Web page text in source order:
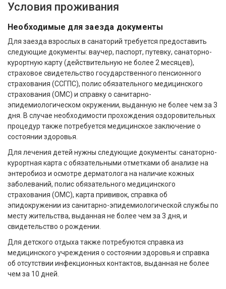
Условия проживания
Необходимые для заезда документы
Для заезда взрослых в санаторий требуется предоставить
следующие документы: ваучер, паспорт, путевку, санаторно-
курортную карту (действительную не более 2 месяцев),
страховое свидетельство государственного пенсионного
страхования (ССГПС), полис обязательного медицинского
страхования (ОМС) и справку о санитарно-
эпидемиологическом окружении, выданную не более чем за 3
дня. В случае необходимости прохождения оздоровительных
процедур также потребуется медицинское заключение о
состоянии здоровья.
Для лечения детей нужны следующие документы: санаторно-
курортная карта с обязательными отметками об анализе на
энтеробиоз и осмотре дерматолога на наличие кожных
заболеваний, полис обязательного медицинского
страхования (ОМС), карта прививок, справка об
эпидокружении из санитарно-эпидемиологической службы по
месту жительства, выданная не более чем за 3 дня, и
свидетельство о рождении.
Для детского отдыха также потребуются справка из
медицинского учреждения о состоянии здоровья и справка
об отсутствии инфекционных контактов, выданная не более
чем за 10 дней.